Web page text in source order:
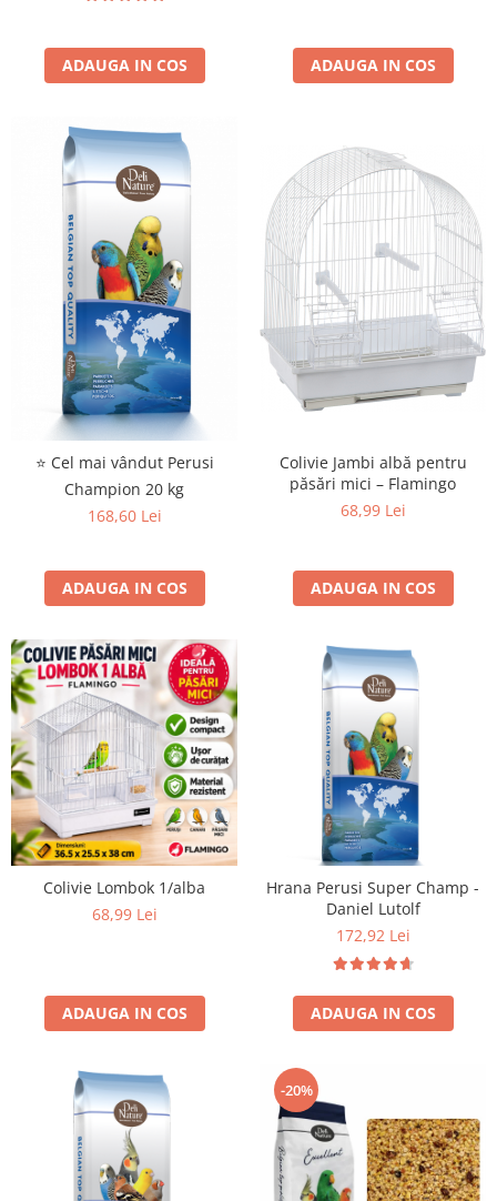
ADAUGA IN COS ADAUGA IN COS
⭐ Cel mai vândut Perusi
Champion 20 kg
168,60 Lei
ADAUGA IN COS
Colivie Jambi albă pentru
păsări mici – Flamingo
68,99 Lei
ADAUGA IN COS
Colivie Lombok 1/alba
68,99 Lei
ADAUGA IN COS
Hrana Perusi Super Champ -
Daniel Lutolf
172,92 Lei
ADAUGA IN COS
-20%